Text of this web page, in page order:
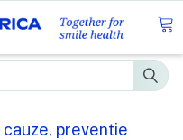
cauze, preventie